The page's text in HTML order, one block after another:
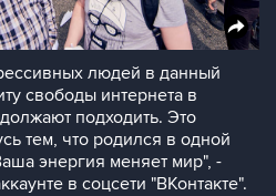
людей в данный
свободы интернета в
подходить. Это
тем, что родился в одной
энергия меняет мир", -
в соцсети "ВКонтакте".